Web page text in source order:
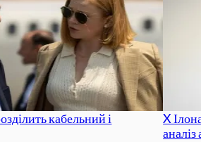
кабельний і
X